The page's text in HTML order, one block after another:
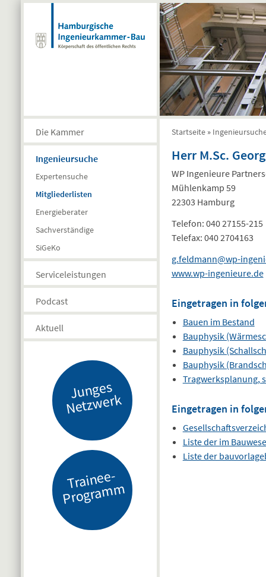
Direkt zum Inhalt
Die Kammer
Ingenieursuche
Expertensuche
Mitgliederlisten
Energieberater
Sachverständige
SiGeKo
Serviceleistungen
Podcast
Aktuell
J
u
n
g
es
N
etz
w
er
k
Tr
ai
n
e
e-
Pr
o
gr
a
m
m
Startseite »
Herr M.Sc.
WP Ingenieure
Mühlenkamp 59
22303 Hamburg
Telefon: 040 27155-215
Telefax: 040 2704163
g.feldmann@wp-
www.wp-ingenieure.de
Eingetragen in
Bauen im Bestand
Bauphysik
Bauphysik
Bauphysik
Tragwerksplanung,
Eingetragen in
Liste der im
Liste der